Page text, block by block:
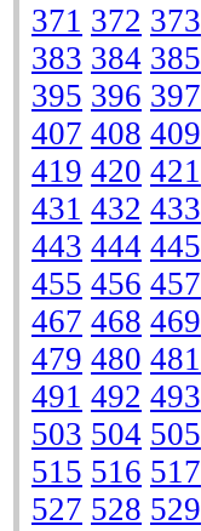
371 372 373
383 384 385
395 396 397
407 408 409
419 420 421
431 432 433
443 444 445
455 456 457
467 468 469
479 480 481
491 492 493
503 504 505
515 516 517
527 528 529